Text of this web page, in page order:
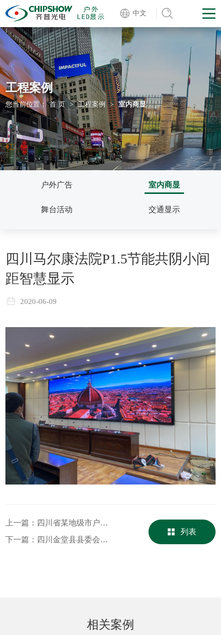
中文
工程案例
您当前位置： 首 页 > 工程案例 > 室内商显
户外广告 室内商显
舞台活动 交通显示
四川马尔康法院P1.5节能共阴小间
距智慧显示
2020-06-09
上一篇： 四川省某地级市户内P2.5高清全彩LED显示屏会议用屏
下一篇： 四川金堂县县委会议室二楼高清显示
列表
相关案例